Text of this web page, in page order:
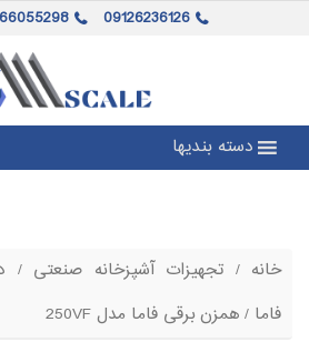
09126236126
دسته بندیها
خانه / تجهیزات آشپزخانه صنعتی /
فاما / همزن برقی فاما مدل 250VF